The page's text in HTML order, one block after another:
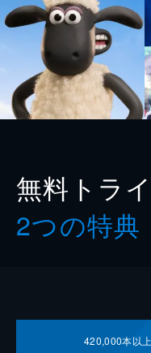
無料トラ
2つの特典
420,000本以